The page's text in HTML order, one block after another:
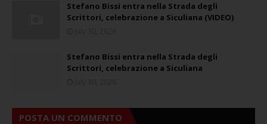
Stefano Bissi entra nella Strada degli
Scrittori, celebrazione a Siculiana (VIDEO)
Stefano Bissi entra nella Strada degli
Scrittori, celebrazione a Siculiana
POSTA UN COMMENTO